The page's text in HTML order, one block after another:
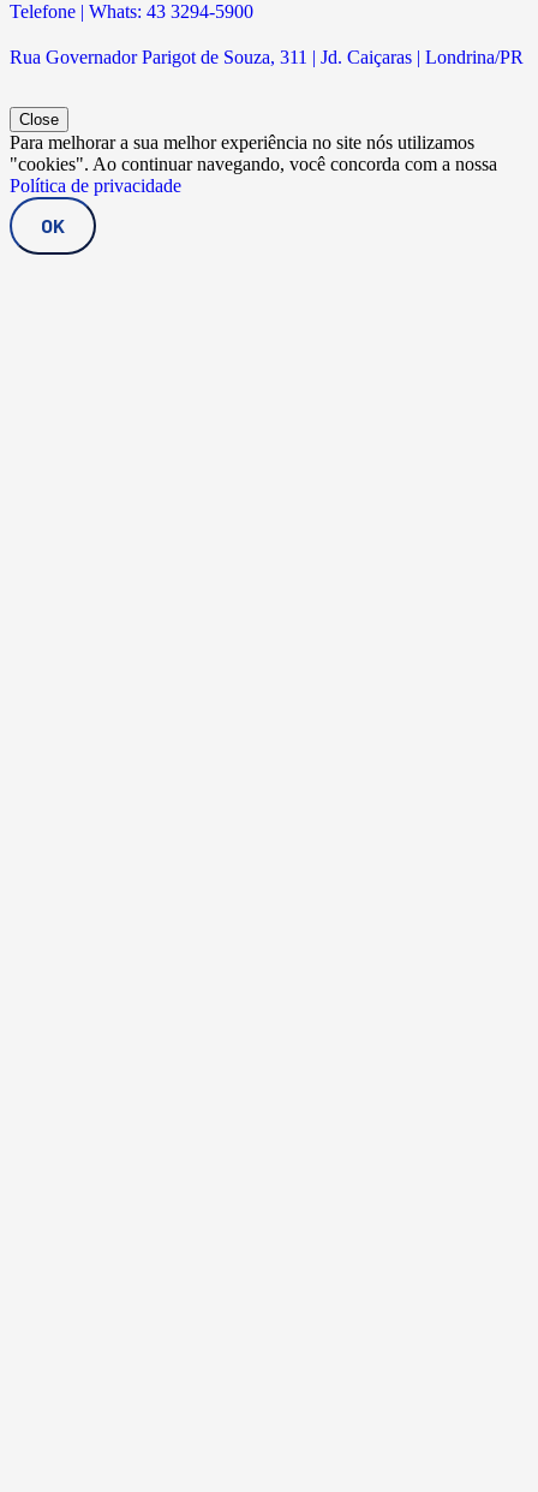
Telefone | Whats: 43 3294-5900
Rua Governador Parigot de Souza, 311 | Jd. Caiçaras | Londrina/PR
Close
Para melhorar a sua melhor experiência no site nós utilizamos
"cookies". Ao continuar navegando, você concorda com a nossa
Política de privacidade
OK